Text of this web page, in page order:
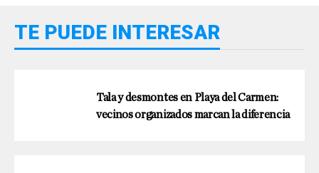
TE PUEDE INTERESAR
Tala y desmontes en Playa del Carmen:
vecinos organizados marcan la diferencia